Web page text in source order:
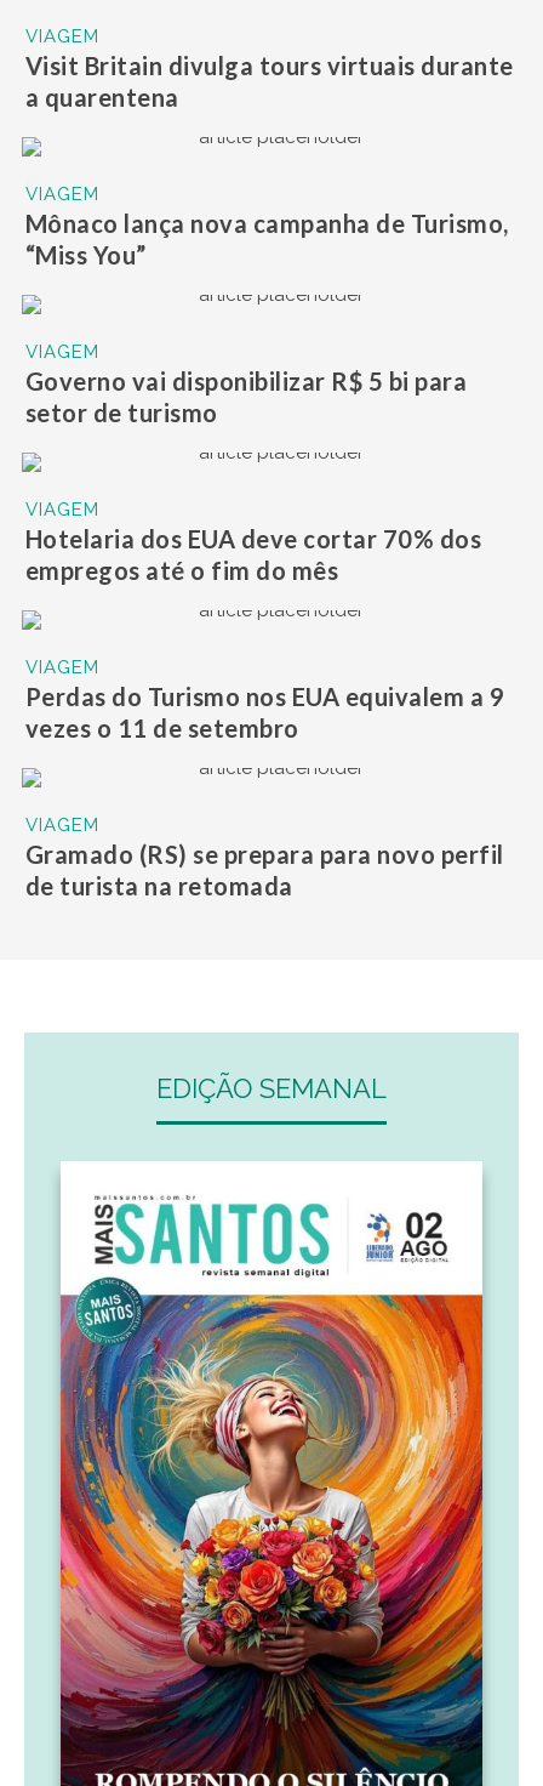
VIAGEM
Visit Britain divulga tours virtuais durante
a quarentena
VIAGEM
Mônaco lança nova campanha de Turismo,
“Miss You”
VIAGEM
Governo vai disponibilizar R$ 5 bi para
setor de turismo
VIAGEM
Hotelaria dos EUA deve cortar 70% dos
empregos até o fim do mês
VIAGEM
Perdas do Turismo nos EUA equivalem a 9
vezes o 11 de setembro
VIAGEM
Gramado (RS) se prepara para novo perfil
de turista na retomada
EDIÇÃO SEMANAL